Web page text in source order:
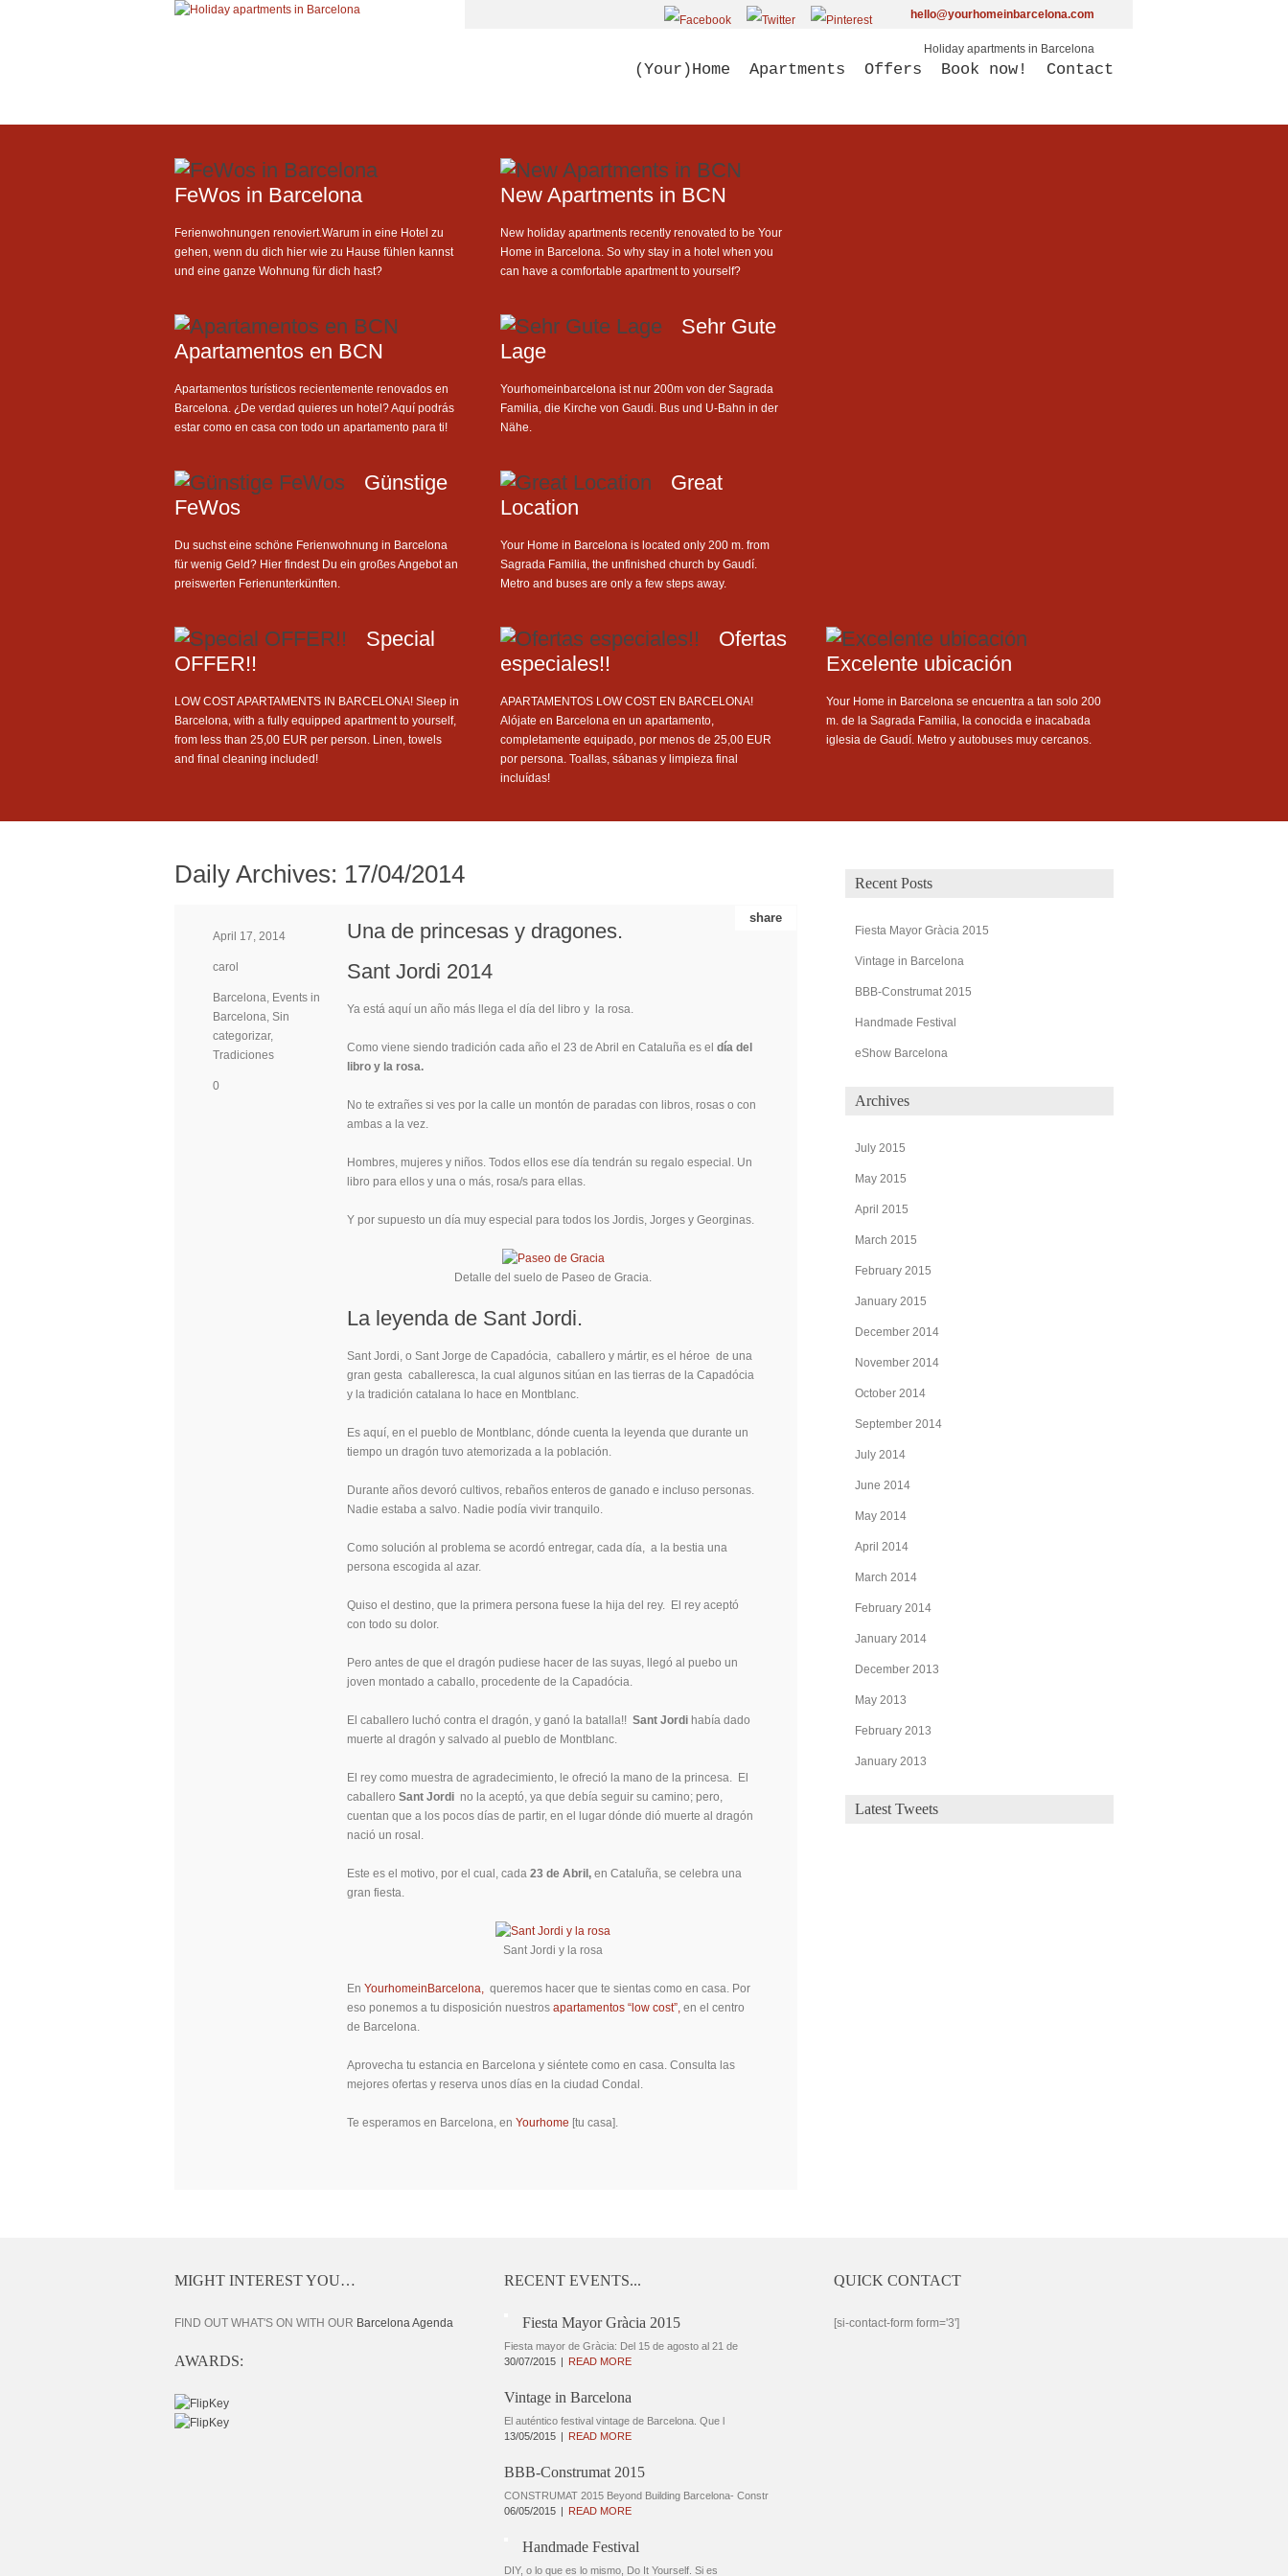
hello@yourhomeinbarcelona.com
Holiday apartments in Barcelona
(Your)Home Apartments Offers Book now! Contact
FeWos in Barcelona
Ferienwohnungen renoviert.Warum in eine Hotel zu
gehen, wenn du dich hier wie zu Hause fühlen kannst
und eine ganze Wohnung für dich hast?
New Apartments in BCN
New holiday apartments recently renovated to be Your
Home in Barcelona. So why stay in a hotel when you
can have a comfortable apartment to yourself?
Apartamentos en BCN
Apartamentos turísticos recientemente renovados en
Barcelona. ¿De verdad quieres un hotel? Aquí podrás
estar como en casa con todo un apartamento para ti!
Sehr Gute
Lage
Yourhomeinbarcelona ist nur 200m von der Sagrada
Familia, die Kirche von Gaudi. Bus und U-Bahn in der
Nähe.
Günstige
FeWos
Du suchst eine schöne Ferienwohnung in Barcelona
für wenig Geld? Hier findest Du ein großes Angebot an
preiswerten Ferienunterkünften.
Great
Location
Your Home in Barcelona is located only 200 m. from
Sagrada Familia, the unfinished church by Gaudí.
Metro and buses are only a few steps away.
Special
OFFER!!
LOW COST APARTAMENTS IN BARCELONA! Sleep in
Barcelona, with a fully equipped apartment to yourself,
from less than 25,00 EUR per person. Linen, towels
and final cleaning included!
Ofertas
especiales!!
APARTAMENTOS LOW COST EN BARCELONA!
Alójate en Barcelona en un apartamento,
completamente equipado, por menos de 25,00 EUR
por persona. Toallas, sábanas y limpieza final
incluídas!
Excelente ubicación
Your Home in Barcelona se encuentra a tan solo 200
m. de la Sagrada Familia, la conocida e inacabada
iglesia de Gaudí. Metro y autobuses muy cercanos.
Daily Archives: 17/04/2014
share
April 17, 2014
carol
Barcelona, Events in
Barcelona, Sin
categorizar,
Tradiciones
0
Una de princesas y dragones.
Sant Jordi 2014
Ya está aquí un año más llega el día del libro y la rosa.
Como viene siendo tradición cada año el 23 de Abril en Cataluña es el día del
libro y la rosa.
No te extrañes si ves por la calle un montón de paradas con libros, rosas o con
ambas a la vez.
Hombres, mujeres y niños. Todos ellos ese día tendrán su regalo especial. Un
libro para ellos y una o más, rosa/s para ellas.
Y por supuesto un día muy especial para todos los Jordis, Jorges y Georginas.
Detalle del suelo de Paseo de Gracia.
La leyenda de Sant Jordi.
Sant Jordi, o Sant Jorge de Capadócia, caballero y mártir, es el héroe de una
gran gesta caballeresca, la cual algunos sitúan en las tierras de la Capadócia
y la tradición catalana lo hace en Montblanc.
Es aquí, en el pueblo de Montblanc, dónde cuenta la leyenda que durante un
tiempo un dragón tuvo atemorizada a la población.
Durante años devoró cultivos, rebaños enteros de ganado e incluso personas.
Nadie estaba a salvo. Nadie podía vivir tranquilo.
Como solución al problema se acordó entregar, cada día, a la bestia una
persona escogida al azar.
Quiso el destino, que la primera persona fuese la hija del rey. El rey aceptó
con todo su dolor.
Pero antes de que el dragón pudiese hacer de las suyas, llegó al puebo un
joven montado a caballo, procedente de la Capadócia.
El caballero luchó contra el dragón, y ganó la batalla!! Sant Jordi había dado
muerte al dragón y salvado al pueblo de Montblanc.
El rey como muestra de agradecimiento, le ofreció la mano de la princesa. El
caballero Sant Jordi no la aceptó, ya que debía seguir su camino; pero,
cuentan que a los pocos días de partir, en el lugar dónde dió muerte al dragón
nació un rosal.
Este es el motivo, por el cual, cada 23 de Abril, en Cataluña, se celebra una
gran fiesta.
Sant Jordi y la rosa
En YourhomeinBarcelona, queremos hacer que te sientas como en casa. Por
eso ponemos a tu disposición nuestros apartamentos “low cost”, en el centro
de Barcelona.
Aprovecha tu estancia en Barcelona y siéntete como en casa. Consulta las
mejores ofertas y reserva unos días en la ciudad Condal.
Te esperamos en Barcelona, en Yourhome [tu casa].
Recent Posts
Fiesta Mayor Gràcia 2015
Vintage in Barcelona
BBB-Construmat 2015
Handmade Festival
eShow Barcelona
Archives
July 2015
May 2015
April 2015
March 2015
February 2015
January 2015
December 2014
November 2014
October 2014
September 2014
July 2014
June 2014
May 2014
April 2014
March 2014
February 2014
January 2014
December 2013
May 2013
February 2013
January 2013
Latest Tweets
MIGHT INTEREST YOU…
FIND OUT WHAT'S ON WITH OUR Barcelona Agenda
AWARDS:
RECENT EVENTS...
Fiesta Mayor Gràcia 2015
Fiesta mayor de Gràcia: Del 15 de agosto al 21 de
30/07/2015
READ MORE
Vintage in Barcelona
El auténtico festival vintage de Barcelona. Que l
13/05/2015
READ MORE
BBB-Construmat 2015
CONSTRUMAT 2015 Beyond Building Barcelona- Constr
06/05/2015
READ MORE
Handmade Festival
DIY, o lo que es lo mismo, Do It Yourself. Si es
QUICK CONTACT
[si-contact-form form='3']